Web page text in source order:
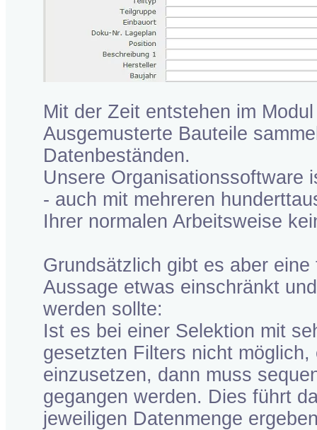
Mit der Zeit entstehen im
Ausgemusterte Bauteile
Datenbeständen.
Unsere Organisationssoftware
- auch mit mehreren
Ihrer normalen Arbeitsweise
Grundsätzlich gibt es aber
Aussage etwas einschränkt
werden sollte:
Ist es bei einer Selektion mit
gesetzten Filters nicht
einzusetzen, dann muss
gegangen werden. Dies führt
jeweiligen Datenmenge